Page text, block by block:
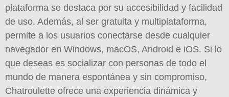
plataforma se destaca por su accesibilidad y facilidad
de uso. Además, al ser gratuita y multiplataforma,
permite a los usuarios conectarse desde cualquier
navegador en Windows, macOS, Android e iOS. Si lo
que deseas es socializar con personas de todo el
mundo de manera espontánea y sin compromiso,
Chatroulette ofrece una experiencia dinámica y